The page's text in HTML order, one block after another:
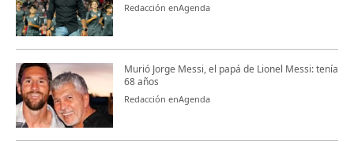
Redacción enAgenda
Murió Jorge Messi, el papá de Lionel Messi: tenía
68 años
Redacción enAgenda